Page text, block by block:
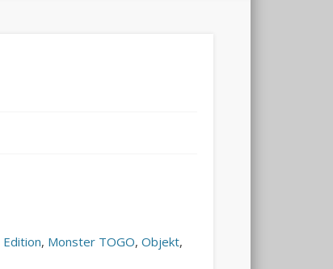
Edition, Monster TOGO,Objekt,